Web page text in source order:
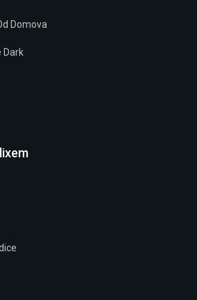
Domova
Dark